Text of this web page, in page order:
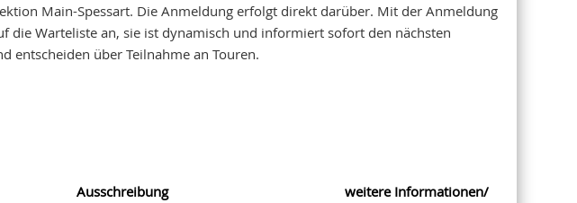
Main-Spessart. Die Anmeldung erfolgt direkt darüber. Mit der Anmeldung
die Warteliste an, sie ist dynamisch und informiert sofort den nächsten
entscheiden über Teilnahme an Touren.
Ausschreibung
weitere Informationen/